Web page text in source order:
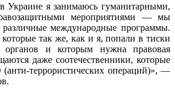
Украине я занимаюсь гуманитарными,
мероприятиями — мы
различные международные программы.
которые так же, как и я, попали в тиски
органов и которым нужна правовая
даже соотечественники, которые
террористических операций)», —